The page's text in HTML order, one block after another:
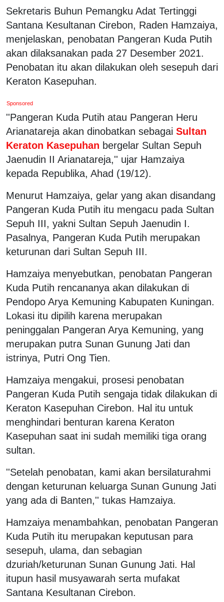
Sekretaris Buhun Pemangku Adat Tertinggi
Santana Kesultanan Cirebon, Raden Hamzaiya,
menjelaskan, penobatan Pangeran Kuda Putih
akan dilaksanakan pada 27 Desember 2021.
Penobatan itu akan dilakukan oleh sesepuh dari
Keraton Kasepuhan.
Sponsored
''Pangeran Kuda Putih atau Pangeran Heru
Arianatareja akan dinobatkan sebagai Sultan
Keraton Kasepuhan bergelar Sultan Sepuh
Jaenudin II Arianatareja,'' ujar Hamzaiya
kepada Republika, Ahad (19/12).
Menurut Hamzaiya, gelar yang akan disandang
Pangeran Kuda Putih itu mengacu pada Sultan
Sepuh III, yakni Sultan Sepuh Jaenudin I.
Pasalnya, Pangeran Kuda Putih merupakan
keturunan dari Sultan Sepuh III.
Hamzaiya menyebutkan, penobatan Pangeran
Kuda Putih rencananya akan dilakukan di
Pendopo Arya Kemuning Kabupaten Kuningan.
Lokasi itu dipilih karena merupakan
peninggalan Pangeran Arya Kemuning, yang
merupakan putra Sunan Gunung Jati dan
istrinya, Putri Ong Tien.
Hamzaiya mengakui, prosesi penobatan
Pangeran Kuda Putih sengaja tidak dilakukan di
Keraton Kasepuhan Cirebon. Hal itu untuk
menghindari benturan karena Keraton
Kasepuhan saat ini sudah memiliki tiga orang
sultan.
''Setelah penobatan, kami akan bersilaturahmi
dengan keturunan keluarga Sunan Gunung Jati
yang ada di Banten,'' tukas Hamzaiya.
Hamzaiya menambahkan, penobatan Pangeran
Kuda Putih itu merupakan keputusan para
sesepuh, ulama, dan sebagian
dzuriah/keturunan Sunan Gunung Jati. Hal
itupun hasil musyawarah serta mufakat
Santana Kesultanan Cirebon.